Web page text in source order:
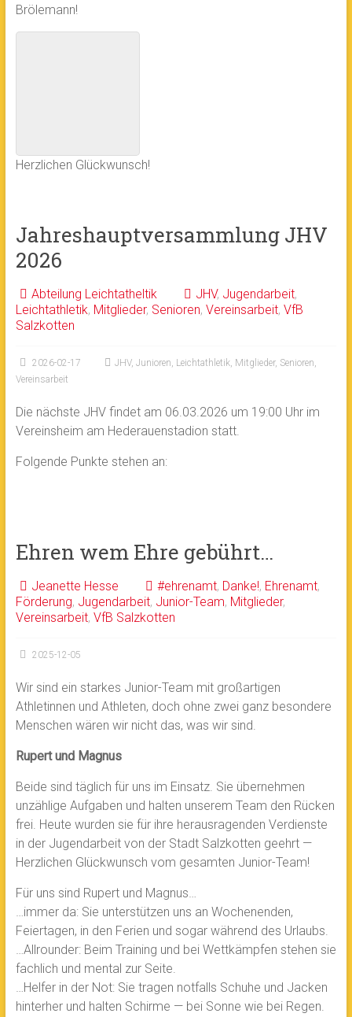
Brölemann!
Herzlichen Glückwunsch!
Jahreshauptversammlung JHV
2026
Abteilung Leichtatheltik JHV, Jugendarbeit,
Leichtathletik, Mitglieder, Senioren, Vereinsarbeit, VfB
Salzkotten
2026-02-17 JHV, Junioren, Leichtathletik, Mitglieder, Senioren,
Vereinsarbeit
Die nächste JHV findet am 06.03.2026 um 19:00 Uhr im
Vereinsheim am Hederauenstadion statt.
Folgende Punkte stehen an:
Ehren wem Ehre gebührt…
Jeanette Hesse #ehrenamt, Danke!, Ehrenamt,
Förderung, Jugendarbeit, Junior-Team, Mitglieder,
Vereinsarbeit, VfB Salzkotten
2025-12-05
Wir sind ein starkes Junior-Team mit großartigen
Athletinnen und Athleten, doch ohne zwei ganz besondere
Menschen wären wir nicht das, was wir sind.
Rupert und Magnus
Beide sind täglich für uns im Einsatz. Sie übernehmen
unzählige Aufgaben und halten unserem Team den Rücken
frei. Heute wurden sie für ihre herausragenden Verdienste
in der Jugendarbeit von der Stadt Salzkotten geehrt —
Herzlichen Glückwunsch vom gesamten Junior-Team!
Für uns sind Rupert und Magnus…
…immer da: Sie unterstützen uns an Wochenenden,
Feiertagen, in den Ferien und sogar während des Urlaubs.
…Allrounder: Beim Training und bei Wettkämpfen stehen sie
fachlich und mental zur Seite.
…Helfer in der Not: Sie tragen notfalls Schuhe und Jacken
hinterher und halten Schirme — bei Sonne wie bei Regen.